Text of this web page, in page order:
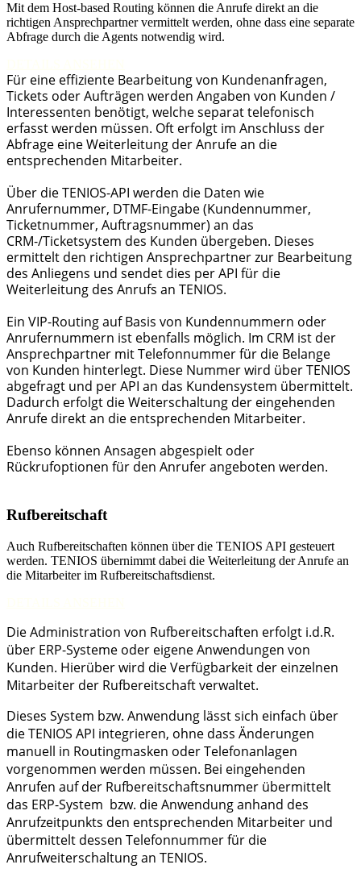
Mit dem Host-based Routing können die Anrufe direkt an die
richtigen Ansprechpartner vermittelt werden, ohne dass eine separate
Abfrage durch die Agents notwendig wird.
Für eine effiziente Bearbeitung von Kundenanfragen,
Tickets oder Aufträgen werden Angaben von Kunden /
Interessenten benötigt, welche separat telefonisch
erfasst werden müssen. Oft erfolgt im Anschluss der
Abfrage eine Weiterleitung der Anrufe an die
entsprechenden Mitarbeiter.
Über die TENIOS-API werden die Daten wie
Anrufernummer, DTMF-Eingabe (Kundennummer,
Ticketnummer, Auftragsnummer) an das
CRM-/Ticketsystem des Kunden übergeben. Dieses
ermittelt den richtigen Ansprechpartner zur Bearbeitung
des Anliegens und sendet dies per API für die
Weiterleitung des Anrufs an TENIOS.
Ein VIP-Routing auf Basis von Kundennummern oder
Anrufernummern ist ebenfalls möglich. Im CRM ist der
Ansprechpartner mit Telefonnummer für die Belange
von Kunden hinterlegt. Diese Nummer wird über TENIOS
abgefragt und per API an das Kundensystem übermittelt.
Dadurch erfolgt die Weiterschaltung der eingehenden
Anrufe direkt an die entsprechenden Mitarbeiter.
Ebenso können Ansagen abgespielt oder
Rückrufoptionen für den Anrufer angeboten werden.
Rufbereitschaft
Auch Rufbereitschaften können über die TENIOS API gesteuert
werden. TENIOS übernimmt dabei die Weiterleitung der Anrufe an
die Mitarbeiter im Rufbereitschaftsdienst.
Die Administration von Rufbereitschaften erfolgt i.d.R.
über ERP-Systeme oder eigene Anwendungen von
Kunden. Hierüber wird die Verfügbarkeit der einzelnen
Mitarbeiter der Rufbereitschaft verwaltet.
Dieses System bzw. Anwendung lässt sich einfach über
die TENIOS API integrieren, ohne dass Änderungen
manuell in Routingmasken oder Telefonanlagen
vorgenommen werden müssen. Bei eingehenden
Anrufen auf der Rufbereitschaftsnummer übermittelt
das ERP-System bzw. die Anwendung anhand des
Anrufzeitpunkts den entsprechenden Mitarbeiter und
übermittelt dessen Telefonnummer für die
Anrufweiterschaltung an TENIOS.